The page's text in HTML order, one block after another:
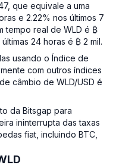
que equivale a uma
e 2.22% nos últimos 7
tempo real de WLD é ₿
24 horas é ₿ 2 mil.
usando o Índice de
com outros índices
câmbio de WLD/USD é
da Bitsgap para
ininterrupta das taxas
fiat, incluindo BTC,